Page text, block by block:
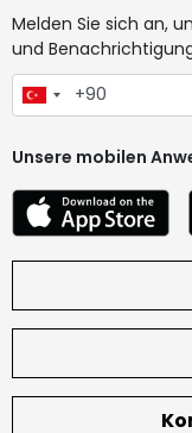
Melden Sie sich an,
und
Unsere mobilen